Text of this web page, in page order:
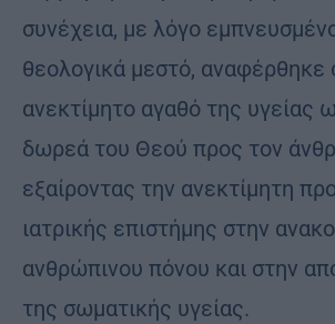
συνέχεια, με λόγο
θεολογικά μεστό, αναφέρθηκε
ανεκτίμητο αγαθό της υγείας
δωρεά του Θεού προς τον
εξαίροντας την ανεκτίμητη
ιατρικής επιστήμης στην
ανθρώπινου πόνου και στην
της σωματικής υγείας.